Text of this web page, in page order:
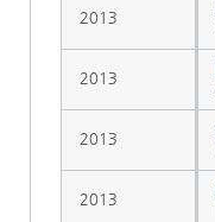
2013
2013
2013
2013